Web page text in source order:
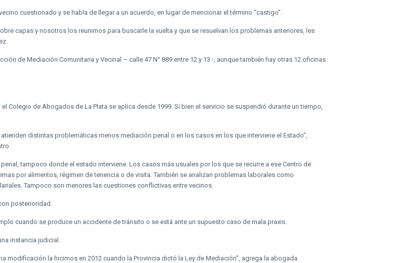
cuestionado y se habla de llegar a un acuerdo, en lugar de mencionar el término “castigo”.
capas y nosotros los reunimos para buscarle la vuelta y que se resuelvan los problemas anteriores, les
de Mediación Comunitaria y Vecinal – calle 47 N° 889 entre 12 y 13 -, aunque también hay otras 12 oficinas
Colegio de Abogados de La Plata se aplica desde 1999. Si bien el servicio se suspendió durante un tiempo,
distintas problemáticas menos mediación penal o en los casos en los que interviene el Estado”,
tampoco donde el estado interviene. Los casos más usuales por los que se recurre a ese Centro de
por alimentos, régimen de tenencia o de visita. También se analizan problemas laborales como
Tampoco son menores las cuestiones conflictivas entre vecinos.
posterioridad.
cuando se produce un accidente de tránsito o se está ante un supuesto caso de mala praxis.
instancia judicial.
modificación la hicimos en 2012 cuando la Provincia dictó la Ley de Mediación”, agrega la abogada.